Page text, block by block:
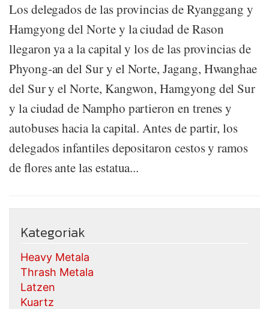
Los delegados de las provincias de Ryanggang y
Hamgyong del Norte y la ciudad de Rason
llegaron ya a la capital y los de las provincias de
Phyong-an del Sur y el Norte, Jagang, Hwanghae
del Sur y el Norte, Kangwon, Hamgyong del Sur
y la ciudad de Nampho partieron en trenes y
autobuses hacia la capital. Antes de partir, los
delegados infantiles depositaron cestos y ramos
de flores ante las estatua...
Kategoriak
Heavy Metala
Thrash Metala
Latzen
Kuartz